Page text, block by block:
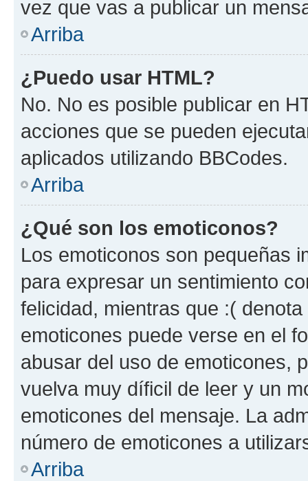
vez que vas a publicar un
Arriba
¿Puedo usar HTML?
No. No es posible publicar en
acciones que se pueden
aplicados utilizando BBCodes.
Arriba
¿Qué son los emoticonos?
Los emoticonos son pequeñas
para expresar un sentimiento
felicidad, mientras que :(
emoticones puede verse en el
abusar del uso de emoticones,
vuelva muy díficil de leer y un
emoticones del mensaje. La
número de emoticones a
Arriba